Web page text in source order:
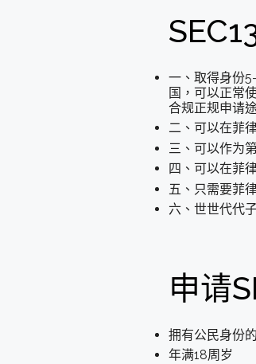
一、取得身份
国，可以正常
合规正规申请
二、可以在菲
三、可以作为
四、可以在菲
五、只需要菲
六、世世代代
申请
拥有公民身份
年满18周岁